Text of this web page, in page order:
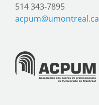
514 343-7895
acpum@umontreal.ca